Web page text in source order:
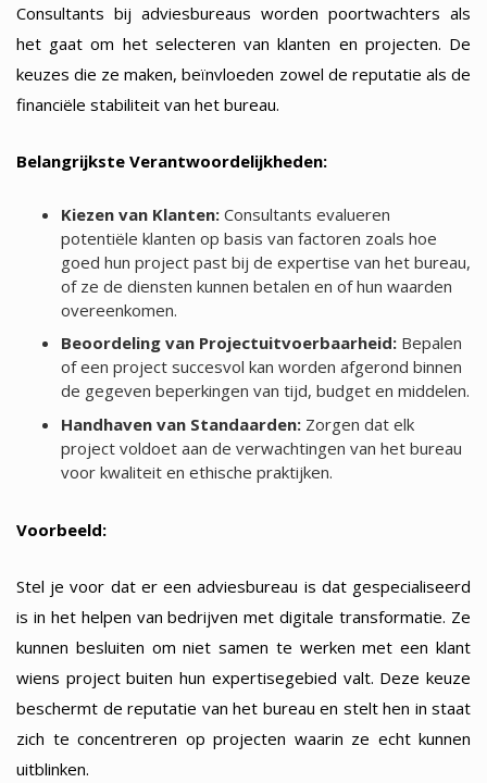
Consultants bij adviesbureaus worden poortwachters als
het gaat om het selecteren van klanten en projecten. De
keuzes die ze maken, beïnvloeden zowel de reputatie als de
financiële stabiliteit van het bureau.
Belangrijkste Verantwoordelijkheden:
Kiezen van Klanten:Consultants evalueren
potentiële klanten op basis van factoren zoals hoe
goed hun project past bij de expertise van het bureau,
of ze de diensten kunnen betalen en of hun waarden
overeenkomen.
Beoordeling van Projectuitvoerbaarheid:Bepalen
of een project succesvol kan worden afgerond binnen
de gegeven beperkingen van tijd, budget en middelen.
Handhaven van Standaarden:Zorgen dat elk
project voldoet aan de verwachtingen van het bureau
voor kwaliteit en ethische praktijken.
Voorbeeld:
Stel je voor dat er een adviesbureau is dat gespecialiseerd
is in het helpen van bedrijven met digitale transformatie. Ze
kunnen besluiten om niet samen te werken met een klant
wiens project buiten hun expertisegebied valt. Deze keuze
beschermt de reputatie van het bureau en stelt hen in staat
zich te concentreren op projecten waarin ze echt kunnen
uitblinken.